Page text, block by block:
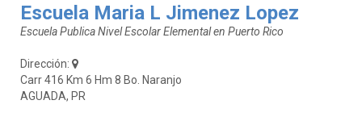
Escuela Maria L Jimenez Lopez
Escuela Publica Nivel Escolar Elemental en Puerto Rico
Dirección:
Carr 416 Km 6 Hm 8 Bo. Naranjo
AGUADA, PR